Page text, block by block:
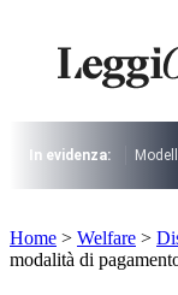
contenuto
I più cercati
Lorem ipsum
Lorem ipsum
In evidenza:
I più cercati
Lorem ipsum
Home > Welfare >
modalità di